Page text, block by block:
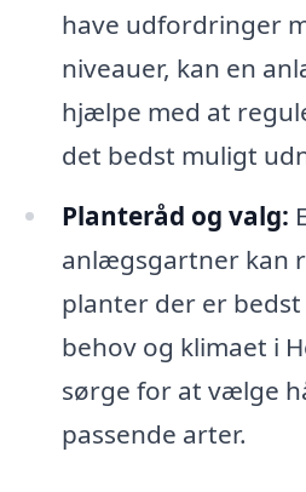
have udfordringer
niveauer, kan en
hjælpe med at
det bedst muligt
Planteråd og valg:
anlægsgartner kan
planter der er
behov og klimaet i
sørge for at vælge
passende arter.